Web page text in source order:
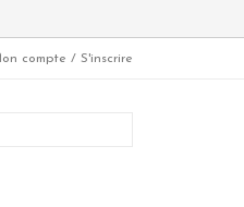
compte / S'inscrire